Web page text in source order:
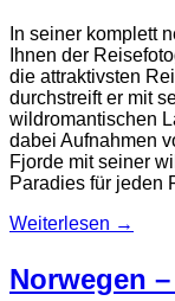
In seiner komplett
Ihnen der
die attraktivsten
durchstreift er mit
wildromantischen
dabei Aufnahmen
Fjorde mit seiner
Paradies für jeden
Weiterlesen →
Norwegen